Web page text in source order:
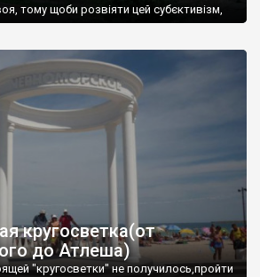
тому щоби розвіяти цей субєктивізм,
це
кругосветка(от
до Атлеша)
"кругосветки" не получилось,пройти